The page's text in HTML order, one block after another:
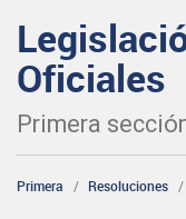
Oficiales
Primera
Primera Resoluciones